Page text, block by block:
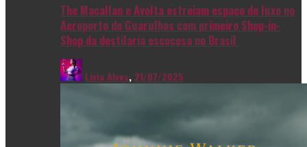
The Macallan e Avolta estreiam espaço de luxo no
Aeroporto de Guarulhos com primeiro Shop-in-
Shop da destilaria escocesa no Brasil
Livia Alves, 21/07/2025